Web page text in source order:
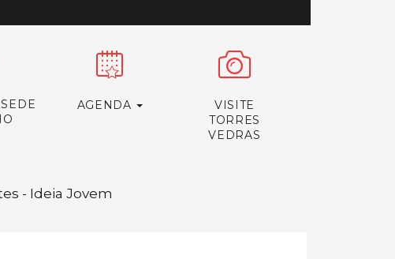
AGENDA
VISITE
TORRES
VEDRAS
- Ideia Jovem